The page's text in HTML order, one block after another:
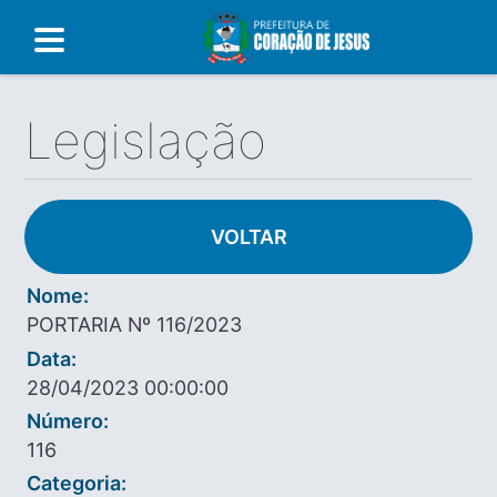
Legislação
VOLTAR
Nome:
PORTARIA Nº 116/2023
Data:
28/04/2023 00:00:00
Número:
116
Categoria: